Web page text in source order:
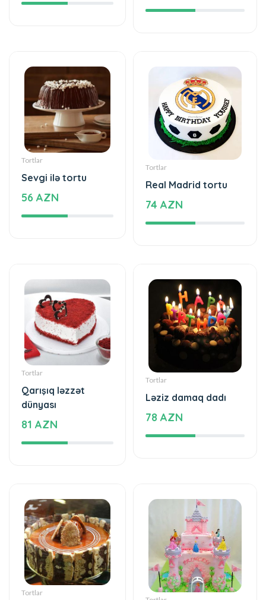
Tortlar
Sevgi ilə tortu
56 AZN
Tortlar
Real Madrid tortu
74 AZN
Tortlar
Qarışıq ləzzət
dünyası
81 AZN
Tortlar
Ləziz damaq dadı
78 AZN
Tortlar